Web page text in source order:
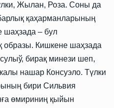
Жылан, Роза. Соны да
қаҳарманларының
шаҳзада – бул
Кишкене шаҳзада
бирақ минези шеп,
нашар Консуэло. Түлки
бири Сильвия
өмириниң қыйын